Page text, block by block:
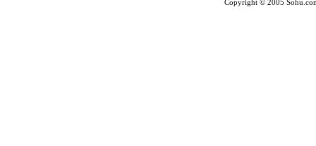
Copyright © 2005